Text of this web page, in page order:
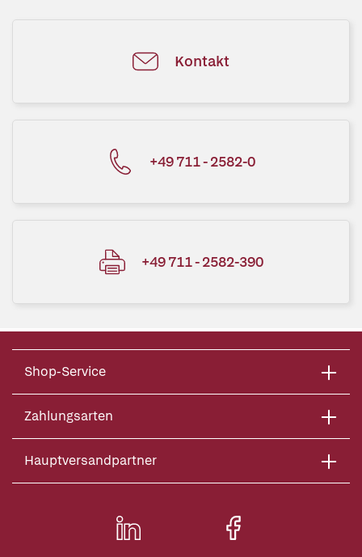
Kontakt
+49 711 - 2582-0
+49 711 - 2582-390
Shop-Service
Zahlungsarten
Hauptversandpartner